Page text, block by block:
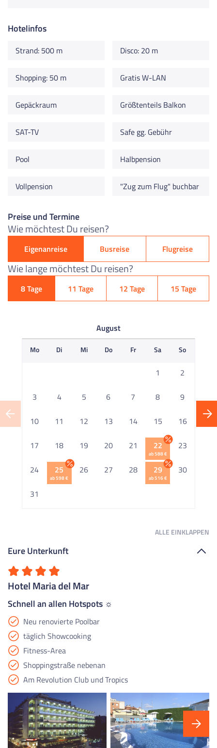
Hotelinfos
Strand: 500 m Disco: 20 m
Shopping: 50 m Gratis W-LAN
Gepäckraum Größtenteils Balkon
SAT-TV Safe gg. Gebühr
Pool Halbpension
Vollpension "Zug zum Flug" buchbar
Preise und Termine
Wie möchtest Du reisen?
Eigenanreise Busreise Flugreise
Wie lange möchtest Du reisen?
8 Tage 11 Tage 12 Tage 15 Tage
August
Mo Di Mi Do Fr Sa So
1 2
3 4 5 6 7 8 9
10 11 12 13 14 15 16
17 18 19 20 21 22
ab 588 €
23
24 25
ab 598 €
26 27 28 29
ab 516 €
30
31
ALLE EINKLAPPEN
Eure Unterkunft
Hotel Maria del Mar
Schnell an allen Hotspots ☼
Neu renovierte Poolbar
täglich Showcooking
Fitness-Area
Shoppingstraße nebenan
Am Revolution Club und Tropics